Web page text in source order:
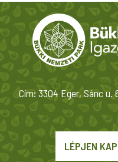
Cím: 3304 Eger, Sánc u.
LÉPJEN